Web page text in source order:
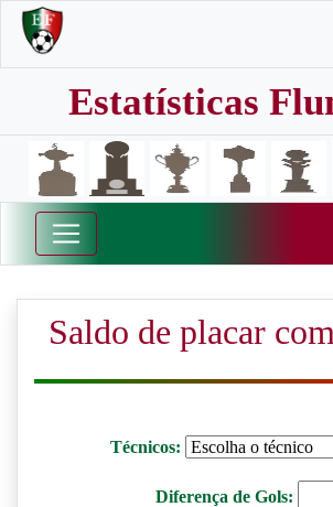
Estatísticas
Saldo de placar
Técnicos:
Diferença de Gols: